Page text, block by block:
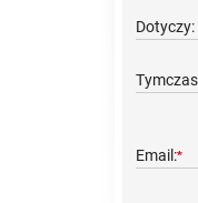
Dotyczy:
Email:*